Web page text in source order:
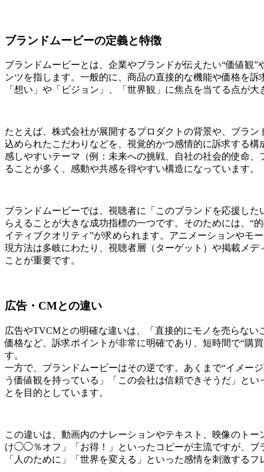
ブランドムービーの定義と特徴
ブランドムービーとは、企業やブランドが伝えたい“価値観”
ンツを指します。一般的に、商品の直接的な機能や価格を
「想い」や「ビジョン」、「世界観」に焦点を当てる点が大
たとえば、株式会社が展開するプロダクトの背景や、ブラ
込められたこだわりなどを、視覚的かつ感情的に訴求する
感しやすいテーマ（例：未来への挑戦、自社の社会的使命
ることが多く、感動や共感を得やすい構造になっています。
ブランドムービーでは、視聴者に「このブランドを応援し
らえることが大きな成功指標の一つです。そのためには、“
イティブクオリティ”が求められます。アニメーションやモ
現方法は多岐にわたり、視聴者層（ターゲット）や掲載メ
ことが重要です。
広告・CMとの違い
広告やTVCMとの明確な違いは、「直接的にモノを売らな
価格など、訴求ポイントが非常に明確であり、短時間で“購
す。
一方で、ブランドムービーはその逆です。あくまで“イメー
う価値観を持っている」「この会社は信頼できそうだ」と
とを目的としています。
この違いは、動画内のナレーションやテキスト、映像のト
け◯◯％オフ」「お得！」といったコピーが主流ですが、ブ
「人のために」「世界を変える」といった感情を刺激する